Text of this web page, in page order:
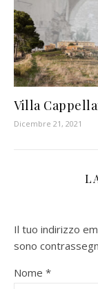
Villa
Dicembre 21, 2021
Il tuo indirizzo
sono
Nome *